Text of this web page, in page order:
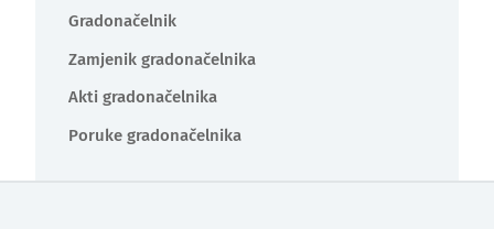
Gradonačelnik
Zamjenik gradonačelnika
Akti gradonačelnika
Poruke gradonačelnika